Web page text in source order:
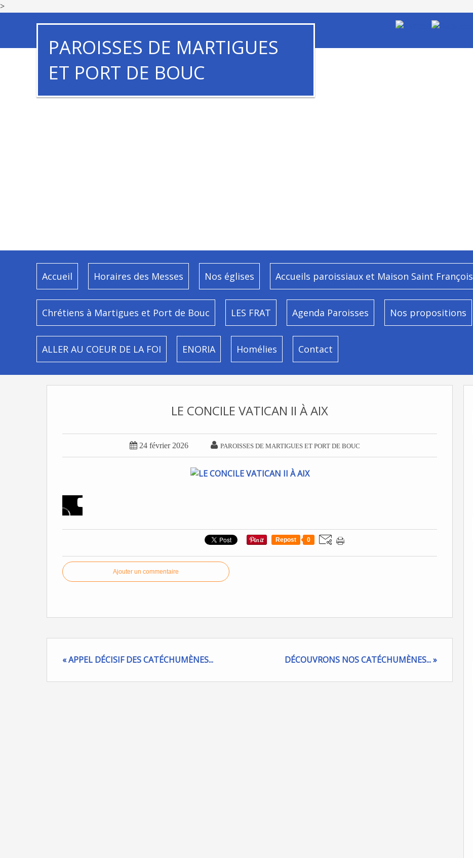
>
PAROISSES DE MARTIGUES
ET PORT DE BOUC
Accueil Horaires des Messes Nos églises Accueils paroissiaux et Maison Saint François
Chrétiens à Martigues et Port de Bouc LES FRAT Agenda Paroisses Nos propositions
ALLER AU COEUR DE LA FOI ENORIA Homélies Contact
LE CONCILE VATICAN II À AIX
 24 février 2026  PAROISSES DE MARTIGUES ET PORT DE BOUC
Repost 0
Ajouter un commentaire
« APPEL DÉCISIF DES CATÉCHUMÈNES... DÉCOUVRONS NOS CATÉCHUMÈNES... »